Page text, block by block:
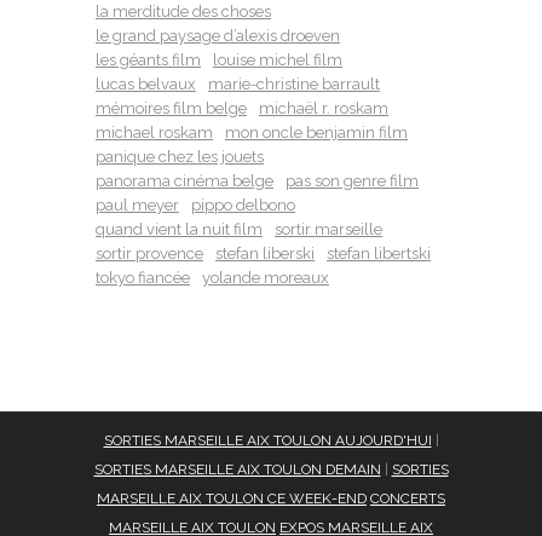
la merditude des choses
le grand paysage d’alexis droeven
les géants film
louise michel film
lucas belvaux
marie-christine barrault
mémoires film belge
michaël r. roskam
michael roskam
mon oncle benjamin film
panique chez les jouets
panorama cinéma belge
pas son genre film
paul meyer
pippo delbono
quand vient la nuit film
sortir marseille
sortir provence
stefan liberski
stefan libertski
tokyo fiancée
yolande moreaux
SORTIES MARSEILLE AIX TOULON AUJOURD'HUI
SORTIES MARSEILLE AIX TOULON DEMAIN
SORTIES
MARSEILLE AIX TOULON CE WEEK-END CONCERTS
MARSEILLE AIX TOULON EXPOS MARSEILLE AIX